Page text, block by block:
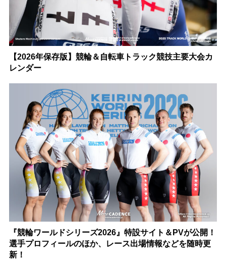
【2026年保存版】競輪＆自転車トラック競技主要大会カ
レンダー
『競輪ワールドシリーズ2026』特設サイト＆PVが公開！
選手プロフィールのほか、レース出場情報などを随時更
新！